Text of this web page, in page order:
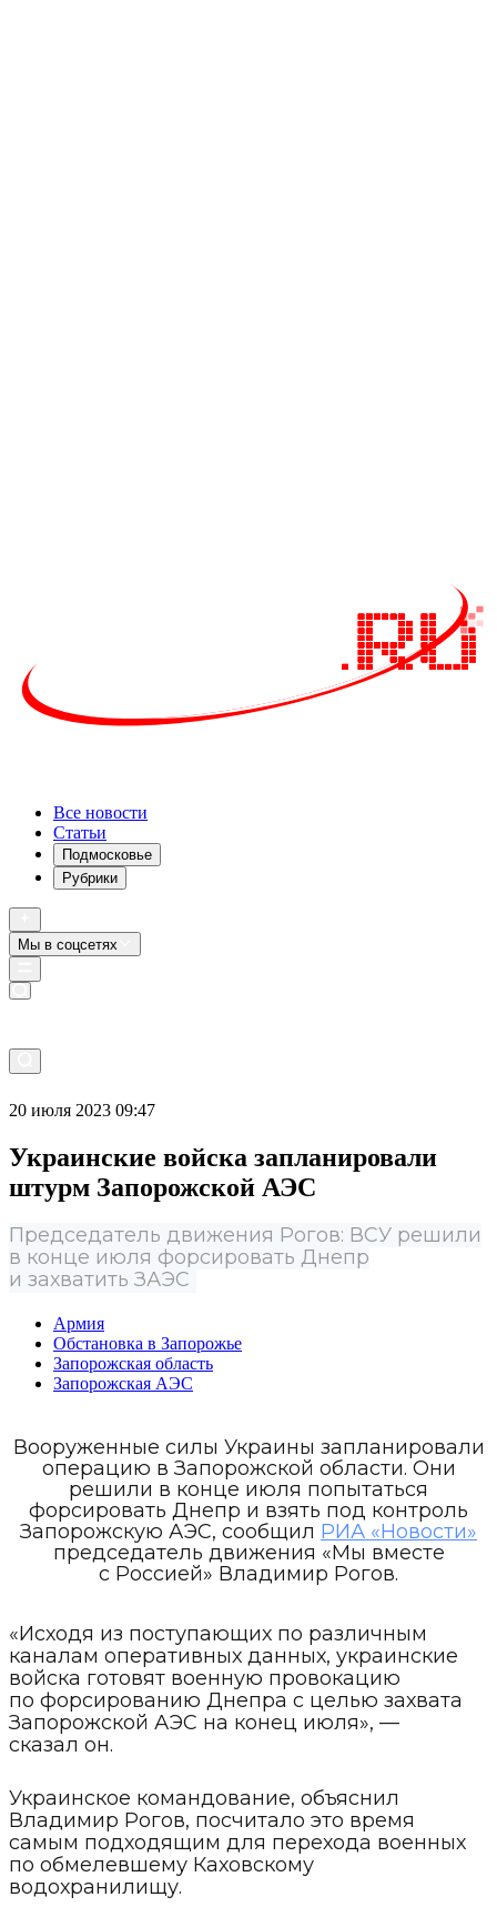
Все новости
Статьи
Подмосковье
Рубрики
Мы в соцсетях
20 июля 2023 09:47
Украинские войска запланировали
штурм Запорожской АЭС
Председатель движения Рогов: ВСУ решили
в конце июля форсировать Днепр
и захватить ЗАЭС
Армия
Обстановка в Запорожье
Запорожская область
Запорожская АЭС
Вооруженные силы Украины запланировали
операцию в Запорожской области. Они
решили в конце июля попытаться
форсировать Днепр и взять под контроль
Запорожскую АЭС, сообщил РИА «Новости»
председатель движения «Мы вместе
с Россией» Владимир Рогов.
«Исходя из поступающих по различным
каналам оперативных данных, украинские
войска готовят военную провокацию
по форсированию Днепра с целью захвата
Запорожской АЭС на конец июля», —
сказал он.
Украинское командование, объяснил
Владимир Рогов, посчитало это время
самым подходящим для перехода военных
по обмелевшему Каховскому
водохранилищу.